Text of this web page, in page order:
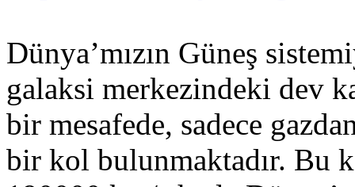
Dünya’mızın Güneş
galaksi merkezindeki dev
bir mesafede, sadece
bir kol bulunmaktadır. Bu